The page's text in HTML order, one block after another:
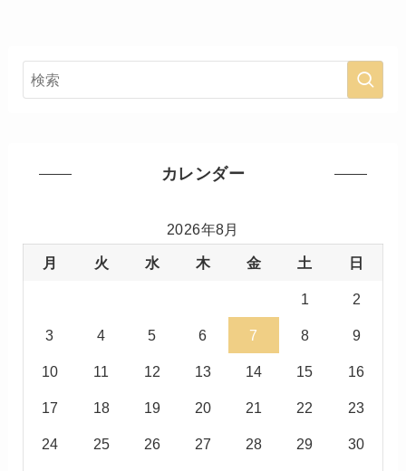
カレンダー
2026年8月
月 火 水 木 金 土 日
1 2
3 4 5 6 7 8 9
10 11 12 13 14 15 16
17 18 19 20 21 22 23
24 25 26 27 28 29 30